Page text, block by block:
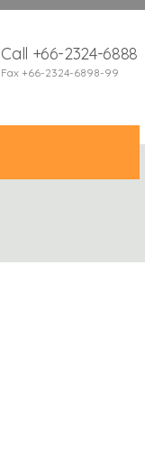
Call +66-2324-6888
Fax +66-2324-6898-99